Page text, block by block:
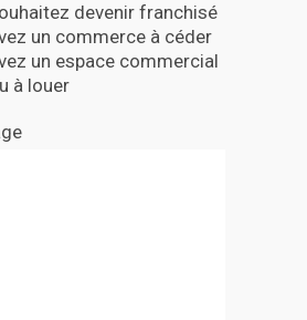
devenir franchisé
un commerce à céder
un espace commercial
à louer